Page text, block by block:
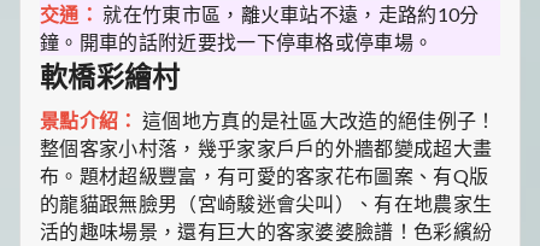
交通： 就在竹東市區，離火車站不遠，走路約10分
鐘。開車的話附近要找一下停車格或停車場。
軟橋彩繪村
景點介紹： 這個地方真的是社區大改造的絕佳例子！
整個客家小村落，幾乎家家戶戶的外牆都變成超大畫
布。題材超級豐富，有可愛的客家花布圖案、有Q版
的龍貓跟無臉男（宮崎駿迷會尖叫）、有在地農家生
活的趣味場景，還有巨大的客家婆婆臉譜！色彩繽紛